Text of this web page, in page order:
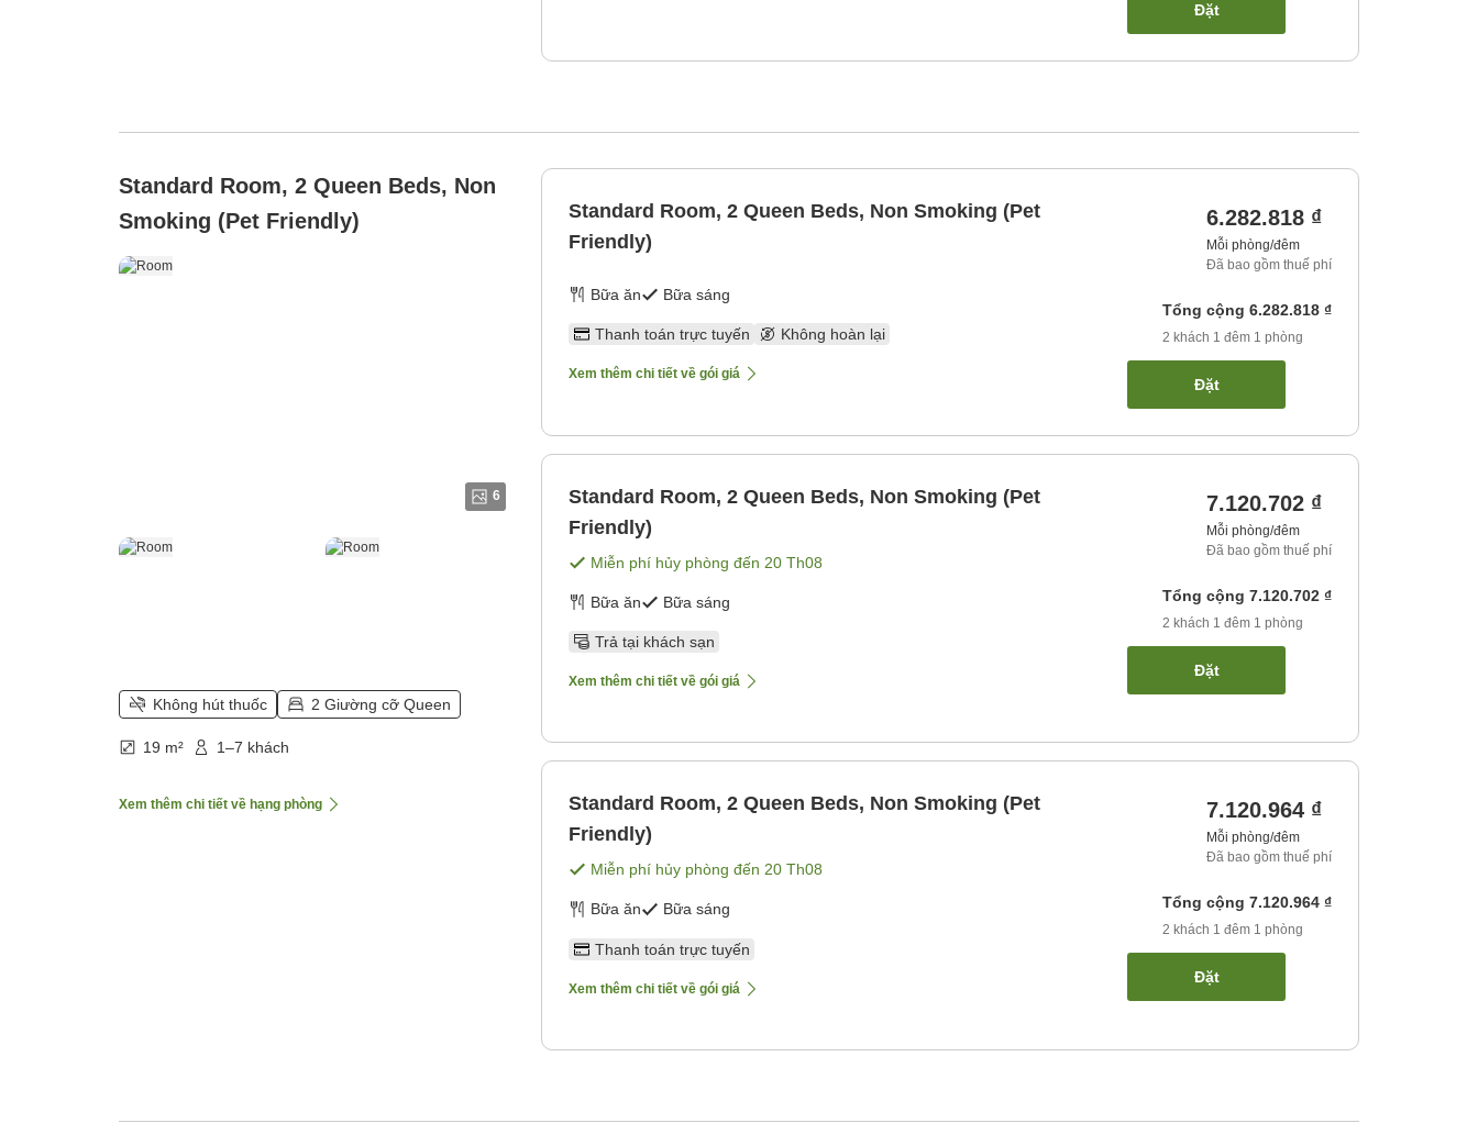
Đặt
Standard Room, 2 Queen Beds, Non
Smoking (Pet Friendly)
6
Không hút thuốc 2 Giường cỡ Queen
19 m² 1–7 khách
Xem thêm chi tiết về hạng phòng
Standard Room, 2 Queen Beds, Non Smoking (Pet
Friendly)
Bữa ăn Bữa sáng
Thanh toán trực tuyến Không hoàn lại
Xem thêm chi tiết về gói giá
6.282.818 ₫
Mỗi phòng/đêm
Đã bao gồm thuế phí
Tổng cộng 6.282.818 ₫
2 khách 1 đêm 1 phòng
Đặt
Standard Room, 2 Queen Beds, Non Smoking (Pet
Friendly)
Miễn phí hủy phòng đến 20 Th08
Bữa ăn Bữa sáng
Trả tại khách sạn
Xem thêm chi tiết về gói giá
7.120.702 ₫
Mỗi phòng/đêm
Đã bao gồm thuế phí
Tổng cộng 7.120.702 ₫
2 khách 1 đêm 1 phòng
Đặt
Standard Room, 2 Queen Beds, Non Smoking (Pet
Friendly)
Miễn phí hủy phòng đến 20 Th08
Bữa ăn Bữa sáng
Thanh toán trực tuyến
Xem thêm chi tiết về gói giá
7.120.964 ₫
Mỗi phòng/đêm
Đã bao gồm thuế phí
Tổng cộng 7.120.964 ₫
2 khách 1 đêm 1 phòng
Đặt